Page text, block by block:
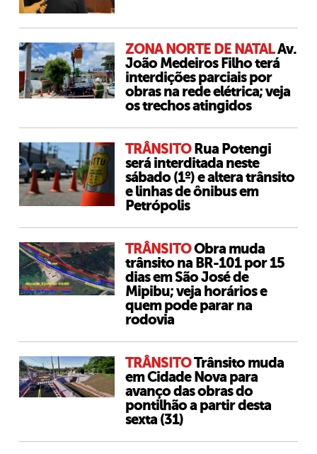
ZONA NORTE DE NATALAv.
João Medeiros Filho terá
interdições parciais por
obras na rede elétrica; veja
os trechos atingidos
TRÂNSITO Rua Potengi
será interditada neste
sábado (1º) e altera trânsito
e linhas de ônibus em
Petrópolis
TRÂNSITOObra muda
trânsito na BR-101 por 15
dias em São José de
Mipibu; veja horários e
quem pode parar na
rodovia
TRÂNSITOTrânsito muda
em Cidade Nova para
avanço das obras do
pontilhão a partir desta
sexta (31)